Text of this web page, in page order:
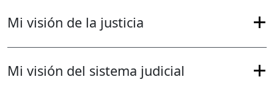
Mi visión de la justicia
Mi visión del sistema judicial